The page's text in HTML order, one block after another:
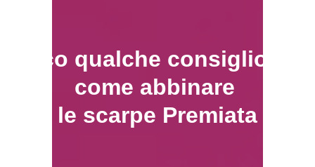
Ecco qualche consiglio su
come abbinare
le scarpe Premiata